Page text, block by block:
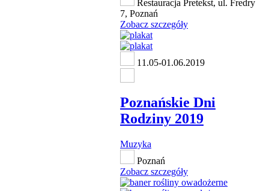
Restauracja Pretekst, ul. Fredry
7, Poznań
Zobacz szczegóły
11.05-01.06.2019
Poznańskie Dni
Rodziny 2019
Muzyka
Poznań
Zobacz szczegóły